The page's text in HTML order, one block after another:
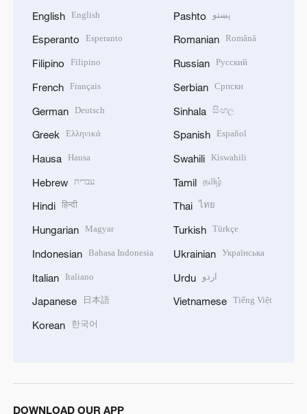
English English
Esperanto Esperanto
Filipino Filipino
French Français
German Deutsch
Greek Ελληνικά
Hausa Hausa
Hebrew עברית
Hindi हिन्दी
Hungarian Magyar
Indonesian Bahasa Indonesia
Italian Italiano
Japanese 日本語
Korean 한국어
Pashto پښتو
Romanian Română
Russian Русский
Serbian Српски
Sinhala සිංහල
Spanish Español
Swahili Kiswahili
Tamil தமிழ்
Thai ไทย
Turkish Türkçe
Ukrainian Українська
Urdu اردو
Vietnamese Tiếng Việt
DOWNLOAD OUR APP